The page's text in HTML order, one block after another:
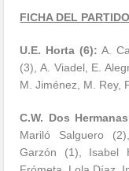
FICHA DEL PARTIDO
U.E. Horta (6): A.
(3), A. Viadel, E.
M. Jiménez, M. Rey,
C.W. Dos
Mariló Salguero
Garzón (1), Isabel